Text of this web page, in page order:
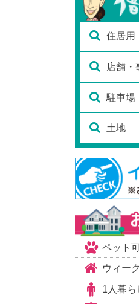
住居用
店舗・
駐車場
土地
ペット
ウィー
1人暮ら